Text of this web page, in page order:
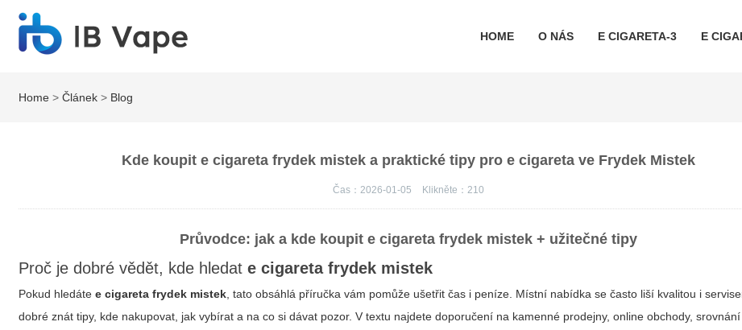
HOME O NÁS E CIGARETA-3 E
Home >Článek > Blog
Kde koupit e cigareta frydek mistek a praktické tipy pro e cigareta ve Frydek Mistek
Čas：2026-01-05 Klikněte： 210
Průvodce: jak a kde koupit e cigareta frydek mistek+ užitečné tipy
Proč je dobré vědět, kde hledate cigareta frydek mistek
Pokud hledátee cigareta frydek mistek , tato obsáhlá příručka vám pomůže ušetřit čas i peníze. Místní nabídka se často liší kvalitou i
dobré znát tipy, kde nakupovat, jak vybírat a na co si dávat pozor. V textu najdete doporučení na kamenné prodejny, online obchody,